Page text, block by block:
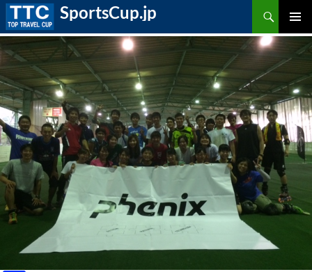
SportsCup.jp
検
メ
ン
メ
ニ
ュ
ー
コ
ン
テ
ン
へ
ス
キ
ッ
プ